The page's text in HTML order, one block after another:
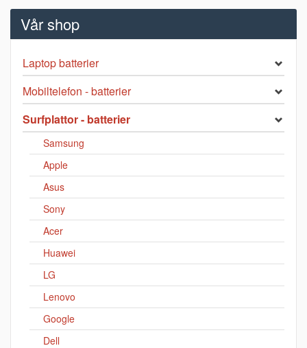
Vår shop
Laptop batterier
Mobiltelefon - batterier
Surfplattor - batterier
Samsung
Apple
Asus
Sony
Acer
Huawei
LG
Lenovo
Google
Dell